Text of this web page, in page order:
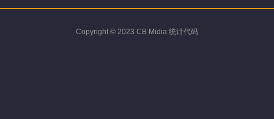
Copyright © 2023 CB Midia 统计代码